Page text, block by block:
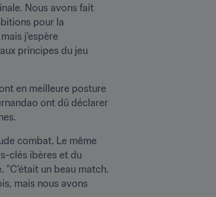
Nous avons fait
pour la
j'espère
principes du jeu
en meilleure posture
ont dû déclarer
combat. Le même
clés ibères et du
"C'était un beau match.
mais nous avons